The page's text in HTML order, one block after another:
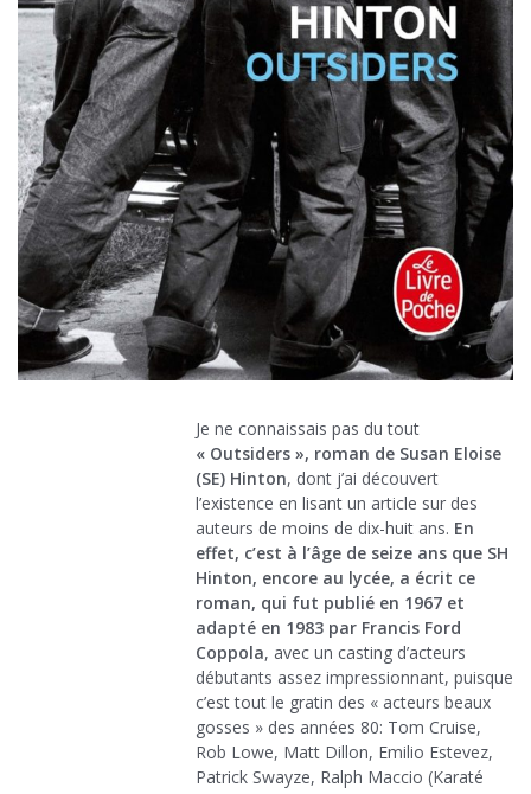
Je ne connaissais pas du tout
« Outsiders », roman de Susan Eloise
(SE) Hinton, dont j’ai découvert
l’existence en lisant un article sur des
auteurs de moins de dix-huit ans. En
effet, c’est à l’âge de seize ans que SH
Hinton, encore au lycée, a écrit ce
roman, qui fut publié en 1967 et
adapté en 1983 par Francis Ford
Coppola, avec un casting d’acteurs
débutants assez impressionnant, puisque
c’est tout le gratin des « acteurs beaux
gosses » des années 80: Tom Cruise,
Rob Lowe, Matt Dillon, Emilio Estevez,
Patrick Swayze, Ralph Maccio (Karaté